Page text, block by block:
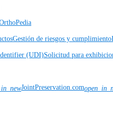
Gestión de riesgos y cumplimiento
(UDI)Solicitud para
JointPreservation.com